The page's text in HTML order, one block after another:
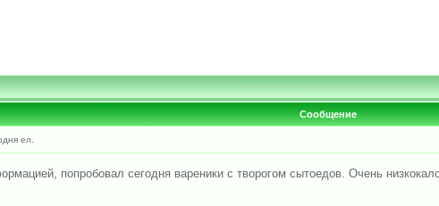
Сообщение
ел.
попробовал сегодня вареники с творогом сытоедов. Очень